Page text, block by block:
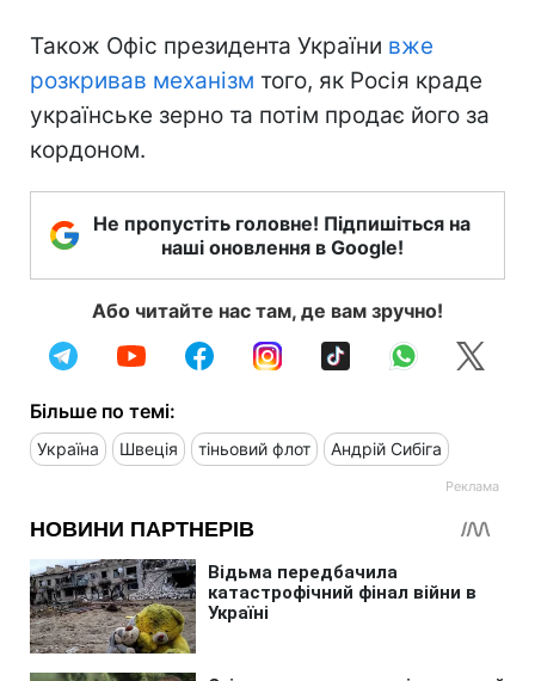
Також Офіс президента України вже
розкривав механізм того, як Росія краде
українське зерно та потім продає його за
кордоном.
Не пропустіть головне! Підпишіться на
наші оновлення в Google!
Або читайте нас там, де вам зручно!
Більше по темі:
Україна Швеція тіньовий флот Андрій Сибіга